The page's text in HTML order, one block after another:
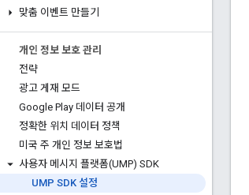
맞춤 이벤트 만들기
개인 정보 보호 관리
전략
광고 게재 모드
Google Play 데이터 공개
정확한 위치 데이터 정책
미국 주 개인 정보 보호법
사용자 메시지 플랫폼(UMP) SDK
UMP SDK 설정